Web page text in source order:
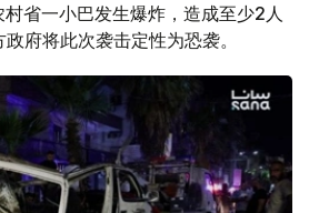
省一小巴发生爆炸，造成至少2人
府将此次袭击定性为恐袭。